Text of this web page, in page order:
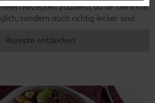
Rezepten zauberst du dir Gerichte,
sondern auch richtig lecker sind.
Rezepte entdecken